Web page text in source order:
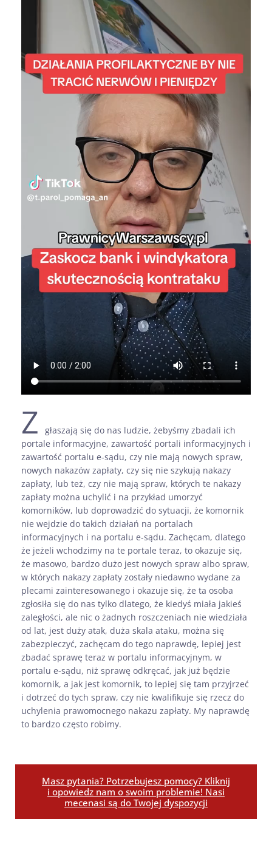
Z
głaszają się do nas ludzie, żebyśmy zbadali ich
portale informacyjne, zawartość portali informacyjnych i
zawartość portalu e-sądu, czy nie mają nowych spraw,
nowych nakazów zapłaty, czy się nie szykują nakazy
zapłaty, lub też, czy nie mają spraw, których te nakazy
zapłaty można uchylić i na przykład umorzyć
komorników, lub doprowadzić do sytuacji, że komornik
nie wejdzie do takich działań na portalach
informacyjnych i na portalu e-sądu. Zachęcam, dlatego
że jeżeli wchodzimy na te portale teraz, to okazuje się,
że masowo, bardzo dużo jest nowych spraw albo spraw,
w których nakazy zapłaty zostały niedawno wydane za
plecami zainteresowanego i okazuje się, że ta osoba
zgłosiła się do nas tylko dlatego, że kiedyś miała jakieś
zaległości, ale nic o żadnych roszczeniach nie wiedziała
od lat, jest duży atak, duża skala ataku, można się
zabezpieczyć, zachęcam do tego naprawdę, lepiej jest
zbadać sprawę teraz w portalu informacyjnym, w
portalu e-sądu, niż sprawę odkręcać, jak już będzie
komornik, a jak jest komornik, to lepiej się tam przyjrzeć
i dotrzeć do tych spraw, czy nie kwalifikuje się rzecz do
uchylenia prawomocnego nakazu zapłaty. My naprawdę
to bardzo często robimy.
Masz pytania? Potrzebujesz pomocy? Kliknij
i opowiedz nam o swoim problemie! Nasi
mecenasi są do Twojej dyspozycji